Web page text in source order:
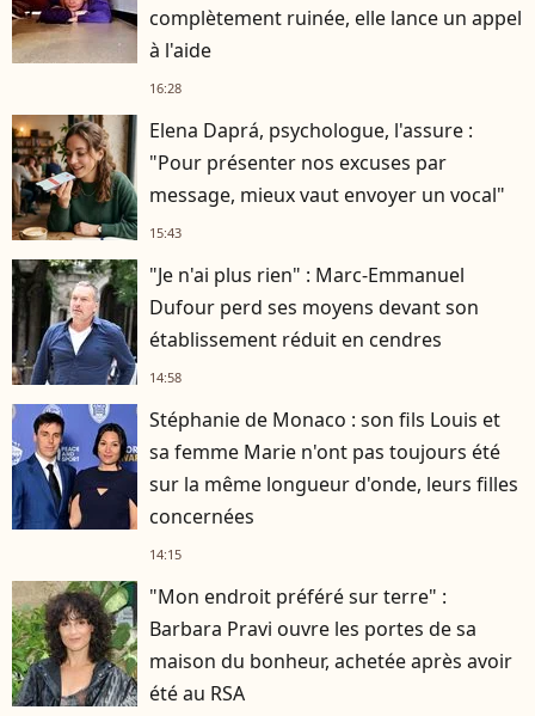
complètement ruinée, elle lance un appel
à l'aide
16:28
Elena Daprá, psychologue, l'assure :
"Pour présenter nos excuses par
message, mieux vaut envoyer un vocal"
15:43
"Je n'ai plus rien" : Marc-Emmanuel
Dufour perd ses moyens devant son
établissement réduit en cendres
14:58
Stéphanie de Monaco : son fils Louis et
sa femme Marie n'ont pas toujours été
sur la même longueur d'onde, leurs filles
concernées
14:15
"Mon endroit préféré sur terre" :
Barbara Pravi ouvre les portes de sa
maison du bonheur, achetée après avoir
été au RSA